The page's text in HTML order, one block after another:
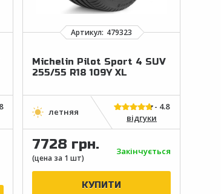
Michelin Pilot Sport 4 SUV
255/55 R18 109Y XL
відгуки
7728 грн. Закінчується